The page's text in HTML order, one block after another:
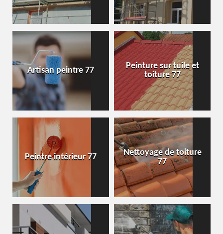
Artisan peintre 77
Peinture sur tuile et
toiture 77
Peintre intérieur 77
Nettoyage de toiture
77